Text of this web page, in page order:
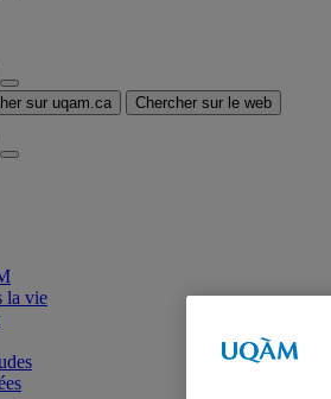
sur uqam.ca Chercher sur le web
la vie